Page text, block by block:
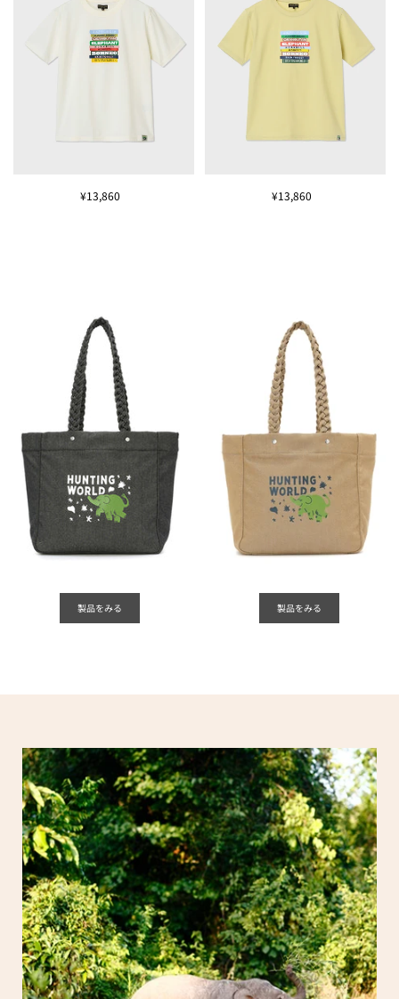
¥13,860 ¥13,860
製品をみる 製品をみる